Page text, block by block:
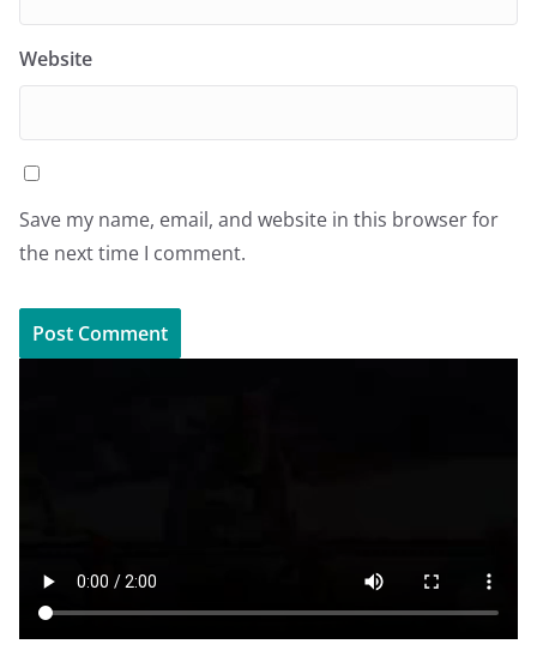
Website
Save my name, email, and website in this browser for
the next time I comment.